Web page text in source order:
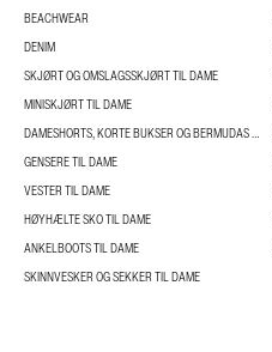
BEACHWEAR
DENIM
SKJØRT OG OMSLAGSSKJØRT TIL DAME
MINISKJØRT TIL DAME
DAMESHORTS, KORTE BUKSER OG BERMUDAS TIL DAME
GENSERE TIL DAME
VESTER TIL DAME
HØYHÆLTE SKO TIL DAME
ANKELBOOTS TIL DAME
SKINNVESKER OG SEKKER TIL DAME